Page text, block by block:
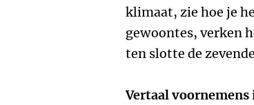
klimaat, zie hoe je
gewoontes, verken
ten slotte de
Vertaal